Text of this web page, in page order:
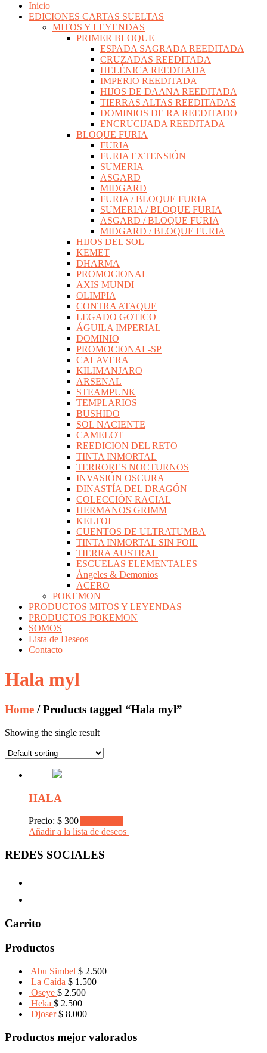
Inicio
EDICIONES CARTAS SUELTAS
MITOS Y LEYENDAS
PRIMER BLOQUE
ESPADA SAGRADA REEDITADA
CRUZADAS REEDITADA
HELÉNICA REEDITADA
IMPERIO REEDITADA
HIJOS DE DAANA REEDITADA
TIERRAS ALTAS REEDITADAS
DOMINIOS DE RA REEDITADO
ENCRUCIJADA REEDITADA
BLOQUE FURIA
FURIA
FURIA EXTENSIÓN
SUMERIA
ASGARD
MIDGARD
FURIA / BLOQUE FURIA
SUMERIA / BLOQUE FURIA
ASGARD / BLOQUE FURIA
MIDGARD / BLOQUE FURIA
HIJOS DEL SOL
KEMET
DHARMA
PROMOCIONAL
AXIS MUNDI
OLIMPIA
CONTRA ATAQUE
LEGADO GOTICO
ÁGUILA IMPERIAL
DOMINIO
PROMOCIONAL-SP
CALAVERA
KILIMANJARO
ARSENAL
STEAMPUNK
TEMPLARIOS
BUSHIDO
SOL NACIENTE
CAMELOT
REEDICION DEL RETO
TINTA INMORTAL
TERRORES NOCTURNOS
INVASIÓN OSCURA
DINASTÍA DEL DRAGÓN
COLECCIÓN RACIAL
HERMANOS GRIMM
KELTOI
CUENTOS DE ULTRATUMBA
TINTA INMORTAL SIN FOIL
TIERRA AUSTRAL
ESCUELAS ELEMENTALES
Ángeles & Demonios
ACERO
POKEMON
PRODUCTOS MITOS Y LEYENDAS
PRODUCTOS POKEMON
SOMOS
Lista de Deseos
Contacto
Hala myl
Home / Products tagged “Hala myl”
Showing the single result
HALA
Precio: $ 300
Añadir a la lista de deseos
REDES SOCIALES
Carrito
Productos
Abu Simbel $ 2.500
La Caída $ 1.500
Oseye $ 2.500
Heka $ 2.500
Djoser $ 8.000
Productos mejor valorados